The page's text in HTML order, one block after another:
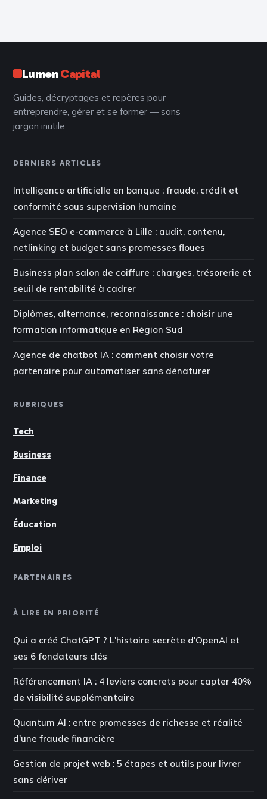
contrôle
LumenCapital
Guides, décryptages et repères pour
entreprendre, gérer et se former — sans
jargon inutile.
DERNIERS ARTICLES
Intelligence artificielle en banque : fraude, crédit et
conformité sous supervision humaine
Agence SEO e-commerce à Lille : audit, contenu,
netlinking et budget sans promesses floues
Business plan salon de coiffure : charges, trésorerie et
seuil de rentabilité à cadrer
Diplômes, alternance, reconnaissance : choisir une
formation informatique en Région Sud
Agence de chatbot IA : comment choisir votre
partenaire pour automatiser sans dénaturer
RUBRIQUES
Tech
Business
Finance
Marketing
Éducation
Emploi
PARTENAIRES
À LIRE EN PRIORITÉ
Qui a créé ChatGPT ? L'histoire secrète d'OpenAI et
ses 6 fondateurs clés
Référencement IA : 4 leviers concrets pour capter 40%
de visibilité supplémentaire
Quantum AI : entre promesses de richesse et réalité
d'une fraude financière
Gestion de projet web : 5 étapes et outils pour livrer
sans dériver